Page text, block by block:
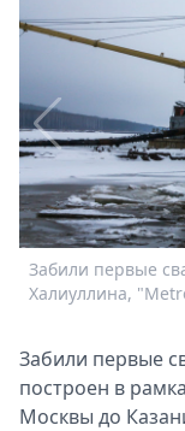
Книги
Пресс-
О
Metro
Звезды
2026
Скачай
Metro
Забили первые
Халиуллина,
Забили первые
построен в
Москвы до